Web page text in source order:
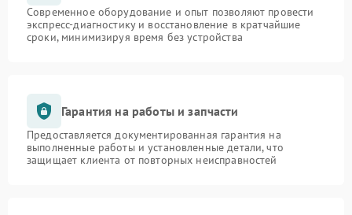
Современное оборудование и опыт позволяют провести
экспресс-диагностику и восстановление в кратчайшие
сроки, минимизируя время без устройства
Гарантия на работы и запчасти
Предоставляется документированная гарантия на
выполненные работы и установленные детали, что
защищает клиента от повторных неисправностей